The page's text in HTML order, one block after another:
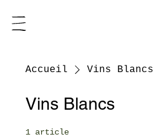
Accueil Vins Blancs
Vins Blancs
1 article